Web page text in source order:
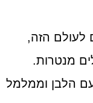
לעולם הזה,
מנטרות.
הלבן וממלמל